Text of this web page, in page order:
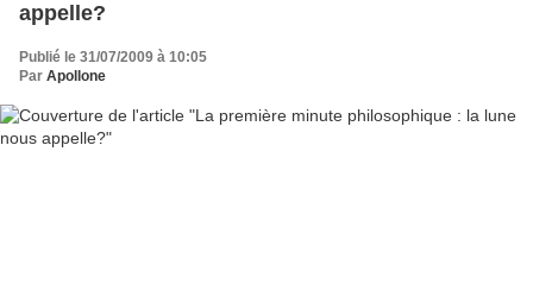
appelle?
Publié le 31/07/2009 à 10:05
Par Apollone